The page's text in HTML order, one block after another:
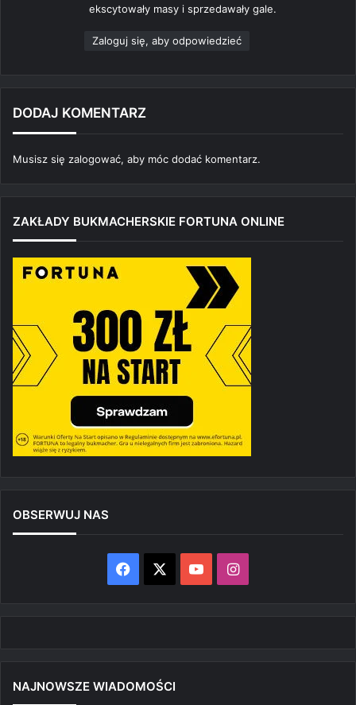
ekscytowały masy i sprzedawały gale.
Zaloguj się, aby odpowiedzieć
DODAJ KOMENTARZ
Musisz się zalogować, aby móc dodać komentarz.
ZAKŁADY BUKMACHERSKIE FORTUNA ONLINE
OBSERWUJ NAS
Facebook YouTubeInstagram
NAJNOWSZE WIADOMOŚCI